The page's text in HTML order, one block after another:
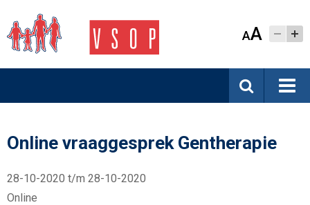
AA
Online vraaggesprek Gentherapie
28-10-2020 t/m 28-10-2020
Online